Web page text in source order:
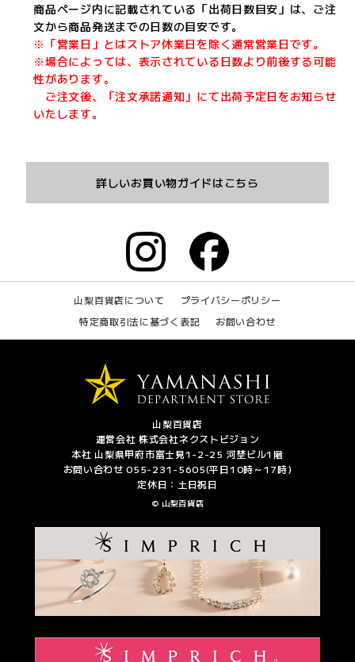
商品ページ内に記載されている「出荷日数目安」は、ご注
文から商品発送までの日数の目安です。
※「営業日」とはストア休業日を除く通常営業日です。
※場合によっては、表示されている日数より前後する可能
性があります。
ご注文後、「注文承諾通知」にて出荷予定日をお知らせ
いたします。
詳しいお買い物ガイドはこちら
山梨百貨店について
プライバシーポリシー
特定商取引法に基づく表記
お問い合わせ
山梨百貨店
運営会社 株式会社ネクストビジョン
本社 山梨県甲府市富士見1-2-25 河埜ビル1階
お問い合わせ 055-231-5605(平日10時～17時)
定休日：土日祝日
© 山梨百貨店